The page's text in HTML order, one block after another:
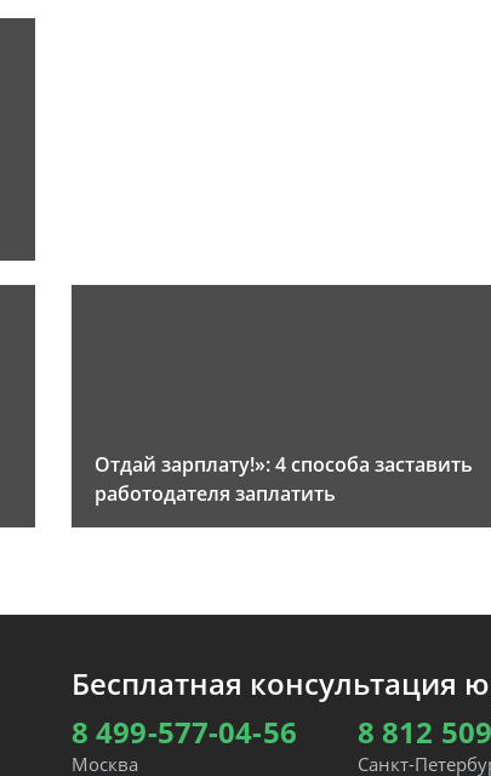
Отдай зарплату!»: 4 способа заставить
работодателя заплатить
Бесплатная консультация
8 499-577-04-56
Москва
8 812
Санкт-